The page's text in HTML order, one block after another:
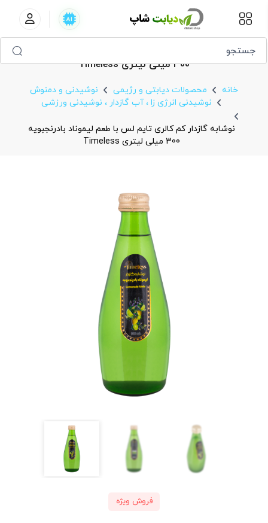
نوشابه گازدار کم‌ کالری تایم ‌لس با طعم لیموناد بادرنجبویه
300 میلی لیتری Timeless
خانه محصولات دیابتی و رژیمی
نوشیدنی و دمنوش
نوشیدنی انرژی زا ، آب گازدار ، نوشیدنی ورزشی
نوشابه گازدار کم‌ کالری تایم ‌لس با طعم لیموناد بادرنجبویه
300 میلی لیتری Timeless
فروش ویژه